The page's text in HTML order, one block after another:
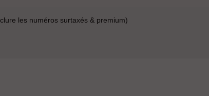
les numéros surtaxés & premium)